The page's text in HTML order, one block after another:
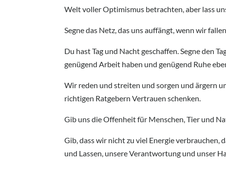
Welt voller Optimismus betrachten, aber lass
Segne das Netz, das uns auffängt, wenn wir
Du hast Tag und Nacht geschaffen. Segne den
genügend Arbeit haben und genügend Ruhe
Wir reden und streiten und sorgen und ärgern
richtigen Ratgebern Vertrauen schenken.
Gib uns die Offenheit für Menschen, Tier und
Gib, dass wir nicht zu viel Energie verbrauchen,
und Lassen, unsere Verantwortung und unser